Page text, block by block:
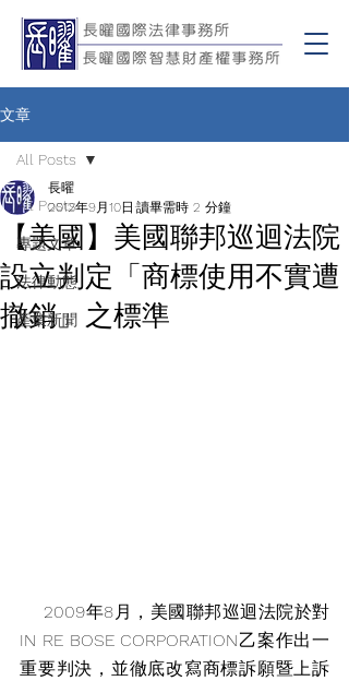
文章
All Posts
專題文章
法律動態
產業新聞
All Posts
【美國】美國聯邦巡迴法院
設立判定「商標使用不實遭
撤銷」之標準
長曜
2012年9月10日 讀畢需時 2 分鐘
IN RE BOSE CORPORATION乙案作出一
重要判決，並徹底改寫商標訴願暨上訴